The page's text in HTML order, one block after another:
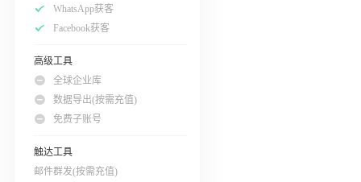
WhatsApp获客
Facebook获客
高级工具
全球企业库
数据导出(按需充值)
免费子账号
触达工具
邮件群发(按需充值)